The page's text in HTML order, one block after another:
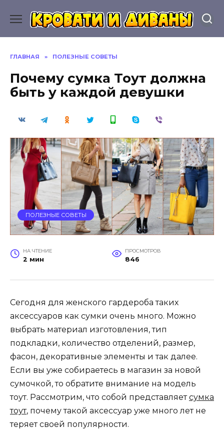
содержанию
ГЛАВНАЯ » ПОЛЕЗНЫЕ СОВЕТЫ
Почему сумка Тоут должна
быть у каждой девушки
ПОЛЕЗНЫЕ СОВЕТЫ
НА ЧТЕНИЕ
2 мин
ПРОСМОТРОВ
846
Сегодня для женского гардероба таких
аксессуаров как сумки очень много. Можно
выбрать материал изготовления, тип
подкладки, количество отделений, размер,
фасон, декоративные элементы и так далее.
Если вы уже собираетесь в магазин за новой
сумочкой, то обратите внимание на модель
тоут. Рассмотрим, что собой представляетсумка
тоут, почему такой аксессуар уже много лет не
теряет своей популярности.